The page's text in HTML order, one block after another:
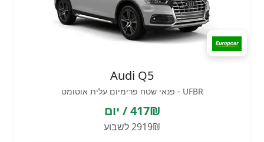
Audi Q5
UFBR - פנאי שטח פרימיום עלית אוטומט
417₪ / יום
2919₪ לשבוע